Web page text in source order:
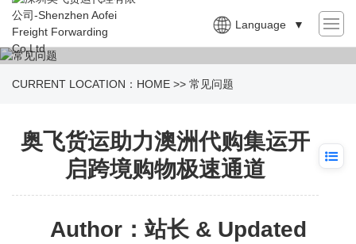
Language ▼
CURRENT LOCATION： HOME >> 常见问题
奥飞货运助力澳洲代购集运开
启跨境购物极速通道
Author：站长 & Updated